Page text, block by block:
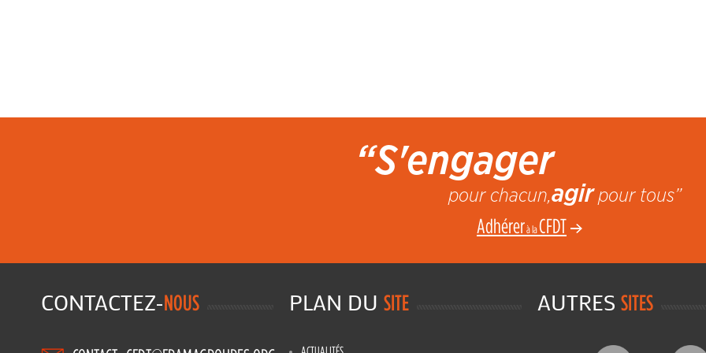
“S'engager
pour chacun,agirpour tous”
Adhérerà laCFDT
CONTACTEZ-NOUS PLAN DU SITE AUTRES SITES